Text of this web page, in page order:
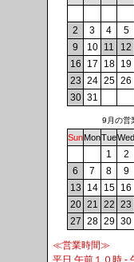
2
3 4 5
9
10 11 12
16
17 18 19
23 24 25 26
30 31
9月の営
SunMonTueWed
1 2
6
7 8 9
13
14 15 16
20 21 22 23
27 28 29 30
≪営業時間≫